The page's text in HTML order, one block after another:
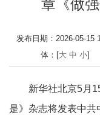
章《做
发布日期：2026-05-
体：[大 中 小]
新华社北京5月15
是》杂志将发表中